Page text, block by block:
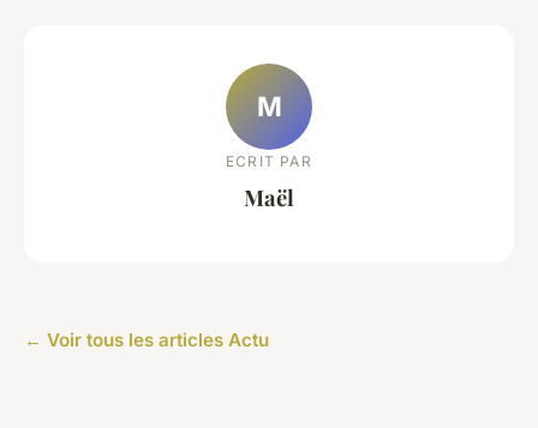
M
ECRIT PAR
Maël
← Voir tous les articles Actu